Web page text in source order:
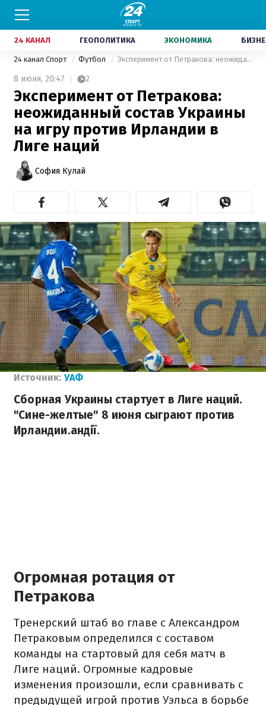
24 КАНАЛ ГЕОПОЛИТИКА ЭКОНОМИКА
24 канал Спорт Футбол Эксперимент от Петракова: неожиданный состав Украины на игру против Ирландии в Лиге наций
8 июня, 20:47 2
Эксперимент от Петракова:
неожиданный состав Украины
на игру против Ирландии в
Лиге наций
София Кулай
Источник: УАФ
Сборная Украины стартует в Лиге наций.
"Сине-желтые" 8 июня сыграют против
Ирландии.андії.
Огромная ротация от
Петракова
Тренерский штаб во главе с Александром
Петраковым определился с составом
команды на стартовый для себя матч в
Лиге наций. Огромные кадровые
изменения произошли, если сравнивать с
предыдущей игрой против Уэльса в борьбе